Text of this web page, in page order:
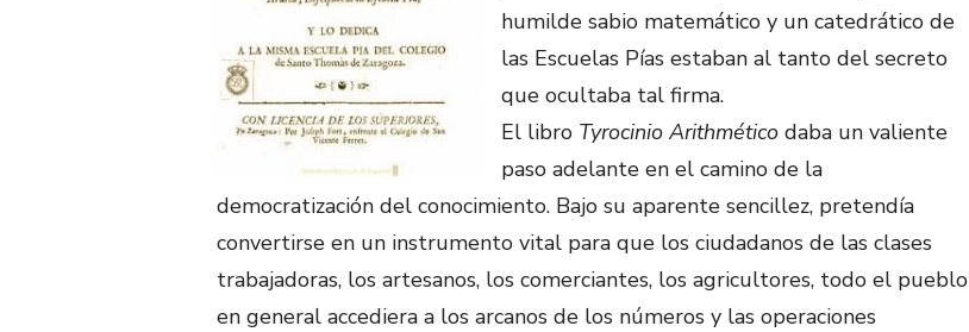
humilde sabio matemático y un catedrático de
las Escuelas Pías estaban al tanto del secreto
que ocultaba tal firma.
El libro Tyrocinio Arithmético daba un valiente
paso adelante en el camino de la
democratización del conocimiento. Bajo su aparente sencillez, pretendía
convertirse en un instrumento vital para que los ciudadanos de las clases
trabajadoras, los artesanos, los comerciantes, los agricultores, todo el pueblo
en general accediera a los arcanos de los números y las operaciones